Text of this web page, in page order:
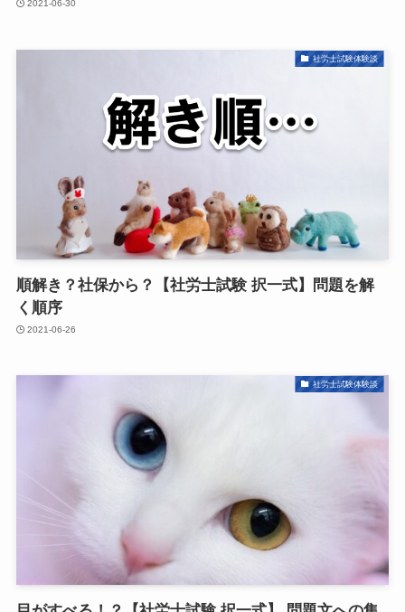
2021-06-30
社労士試験体験談
順解き？社保から？【社労士試験 択一式】問題を解
く順序
2021-06-26
社労士試験体験談